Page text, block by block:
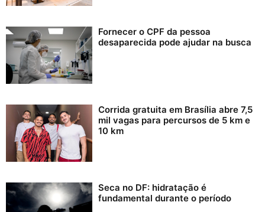
Fornecer o CPF da pessoa
desaparecida pode ajudar na busca
Corrida gratuita em Brasília abre 7,5
mil vagas para percursos de 5 km e
10 km
Seca no DF: hidratação é
fundamental durante o período